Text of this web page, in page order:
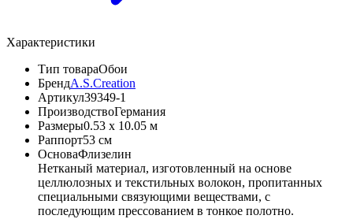
Характеристики
Тип товараОбои
БрендA.S.Creation
Артикул39349-1
ПроизводствоГермания
Размеры0.53 x 10.05 м
Раппорт53 см
ОсноваФлизелин
Нетканый материал, изготовленный на основе
целлюлозных и текстильных волокон, пропитанных
специальными связующими веществами, с
последующим прессованием в тонкое полотно.